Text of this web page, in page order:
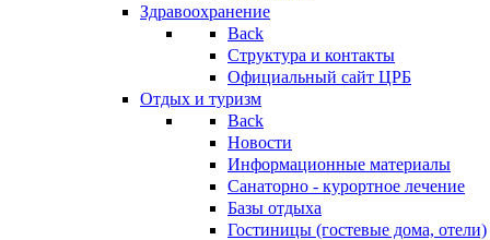
Здравоохранение
Back
Структура и контакты
Официальный сайт ЦРБ
Отдых и туризм
Back
Новости
Информационные материалы
Санаторно - курортное лечение
Базы отдыха
Гостиницы (гостевые дома, отели)